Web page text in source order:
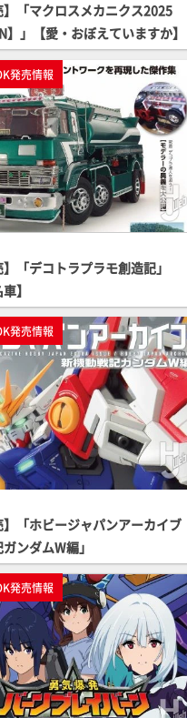
】「マクロスメカニクス2025
】」【愛・おぼえていますか】
発売情報
】「デコトラプラモ創造記」
】
発売情報
】「ホビージャパンアーカイブ
ンダムW編」
発売情報